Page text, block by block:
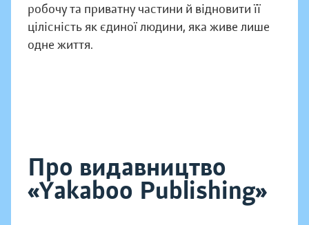
робочу та приватну частини й відновити її
цілісність як єдиної людини, яка живе лише
одне життя.
Про видавництво
«Yakaboo Publishing»